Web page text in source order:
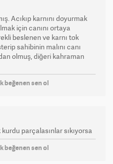
Acıkıp karnını doyurmak
için canını ortaya
beslenen ve karnı tok
sahibinin malını canı
olmuş, diğeri kahraman
beğenen sen ol
parçalasınlar sıkıyorsa
beğenen sen ol